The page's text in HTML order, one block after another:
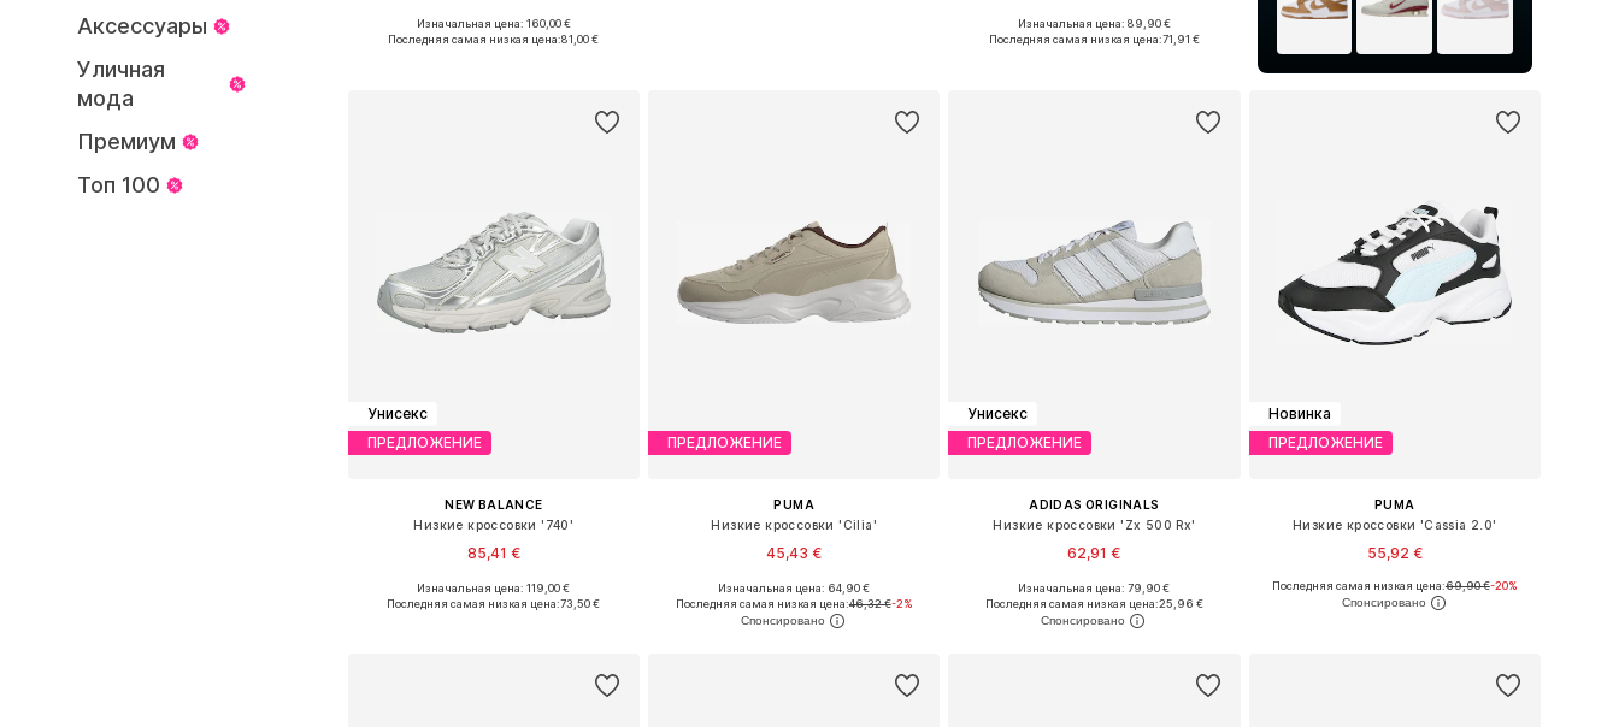
Аксессуары
Уличная
мода
Премиум
Топ 100
Доступные размеры: 35-35,5, 36
Изначальная цена: 160,00 €
Последняя самая низкая цена:81,00 €
+2
Доступно множество размеров
Изначальная цена: 89,90 €
Последняя самая низкая цена:71,91 €
Унисекс
ПРЕДЛОЖЕНИЕ
NEW BALANCE
Низкие кроссовки '740'
85,41 €
+6
Доступно множество размеров
Изначальная цена: 119,00 €
Последняя самая низкая цена:73,50 €
ПРЕДЛОЖЕНИЕ
PUMA
Низкие кроссовки 'Cilia'
45,43 €
Доступно множество размеров
Добавить в корзину
Изначальная цена: 64,90 €
Последняя самая низкая цена:46,32 €-2%
Унисекс
ПРЕДЛОЖЕНИЕ
ADIDAS ORIGINALS
Низкие кроссовки 'Zx 500 Rx'
62,91 €
Доступно множество размеров
Добавить в корзину
Изначальная цена: 79,90 €
Последняя самая низкая цена:25,96 €
Новинка
ПРЕДЛОЖЕНИЕ
PUMA
Низкие кроссовки 'Cassia 2.0'
55,92 €
Доступно множество размеров
Последняя самая низкая цена:69,90 €-20%